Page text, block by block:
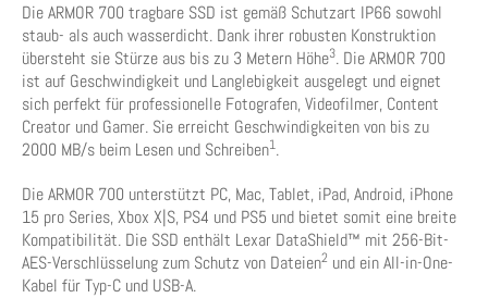
Die ARMOR 700 tragbare SSD ist gemäß Schutzart IP66 sowohl
staub- als auch wasserdicht. Dank ihrer robusten Konstruktion
übersteht sie Stürze aus bis zu 3 Metern Höhe3. Die ARMOR 700
ist auf Geschwindigkeit und Langlebigkeit ausgelegt und eignet
sich perfekt für professionelle Fotografen, Videofilmer, Content
Creator und Gamer. Sie erreicht Geschwindigkeiten von bis zu
2000 MB/s beim Lesen und Schreiben1.
Die ARMOR 700 unterstützt PC, Mac, Tablet, iPad, Android, iPhone
15 pro Series, Xbox X|S, PS4 und PS5 und bietet somit eine breite
Kompatibilität. Die SSD enthält Lexar DataShield™ mit 256-Bit-
AES-Verschlüsselung zum Schutz von Dateien2 und ein All-in-One-
Kabel für Typ-C und USB-A.